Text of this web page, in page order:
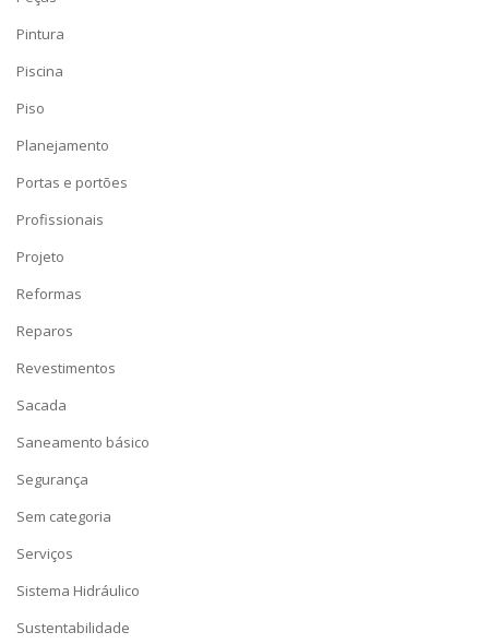
Pintura
Piscina
Piso
Planejamento
Portas e portões
Profissionais
Projeto
Reformas
Reparos
Revestimentos
Sacada
Saneamento básico
Segurança
Sem categoria
Serviços
Sistema Hidráulico
Sustentabilidade